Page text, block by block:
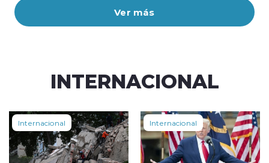
Ver más
INTERNACIONAL
Internacional Internacional